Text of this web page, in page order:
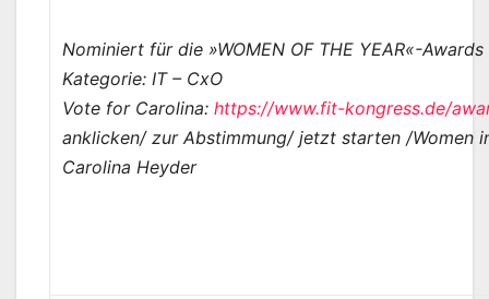
Nominiert für die »WOMEN OF THE YEAR«-
Kategorie: IT – CxO
Vote for Carolina:https://www.fit-kongress.de/
anklicken/ zur Abstimmung/ jetzt starten /Women
Carolina Heyder